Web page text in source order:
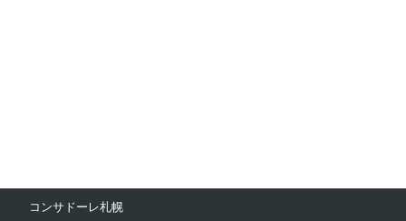
コンサドーレ札幌